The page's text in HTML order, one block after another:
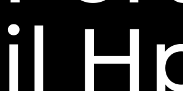
il